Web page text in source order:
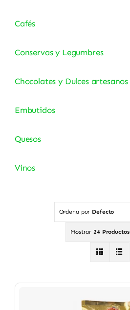
Cafés
Conservas y Legumbres
Chocolates y Dulces artesanos
Embutidos
Quesos
Vinos
Ordena por Defecto
Mostrar24 Productos